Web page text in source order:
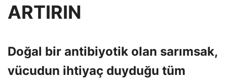
ARTIRIN
Doğal bir antibiyotik olan sarımsak,
vücudun ihtiyaç duyduğu tüm